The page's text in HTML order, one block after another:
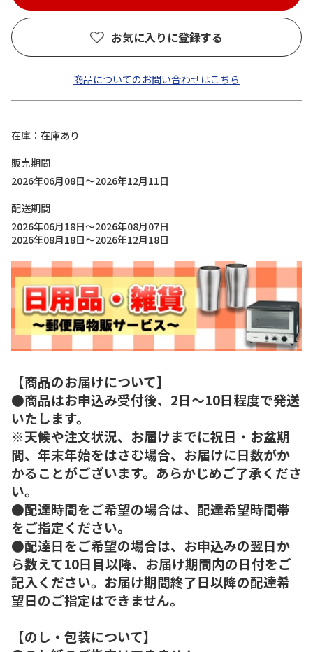
お気に入りに登録する
商品についてのお問い合わせはこちら
在庫
在庫あり
販売期間
2026年06月08日～2026年12月11日
配送期間
2026年06月18日～2026年08月07日
2026年08月18日～2026年12月18日
【商品のお届けについて】
●商品はお申込み受付後、2日～10日程度で発送
いたします。
※天候や注文状況、お届けまでに祝日・お盆期
間、年末年始をはさむ場合、お届けに日数がか
かることがございます。あらかじめご了承くださ
い。
●配達時間をご希望の場合は、配達希望時間帯
をご指定ください。
●配達日をご希望の場合は、お申込みの翌日か
ら数えて10日目以降、お届け期間内の日付をご
記入ください。お届け期間終了日以降の配達希
望日のご指定はできません。
【のし・包装について】